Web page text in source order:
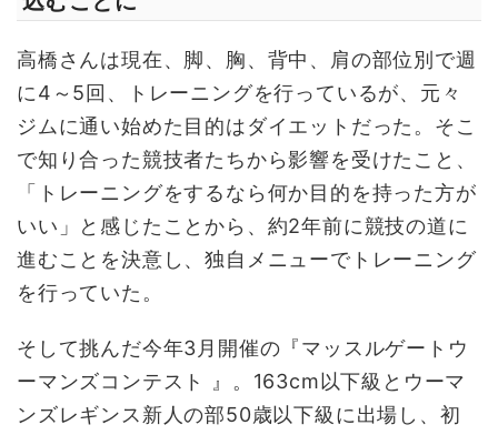
高橋さんは現在、脚、胸、背中、肩の部位別で週
に4～5回、トレーニングを行っているが、元々
ジムに通い始めた目的はダイエットだった。そこ
で知り合った競技者たちから影響を受けたこと、
「トレーニングをするなら何か目的を持った方が
いい」と感じたことから、約2年前に競技の道に
進むことを決意し、独自メニューでトレーニング
を行っていた。
そして挑んだ今年3月開催の『マッスルゲートウ
ーマンズコンテスト 』。163cm以下級とウーマ
ンズレギンス新人の部50歳以下級に出場し、初